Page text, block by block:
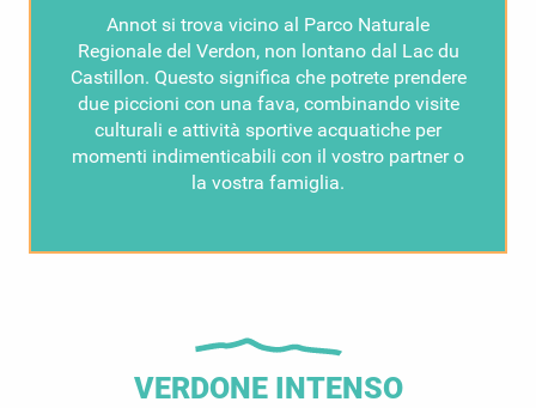
Annot si trova vicino al Parco Naturale
Regionale del Verdon, non lontano dal Lac du
Castillon. Questo significa che potrete prendere
due piccioni con una fava, combinando visite
culturali e attività sportive acquatiche per
momenti indimenticabili con il vostro partner o
la vostra famiglia.
VERDONE INTENSO